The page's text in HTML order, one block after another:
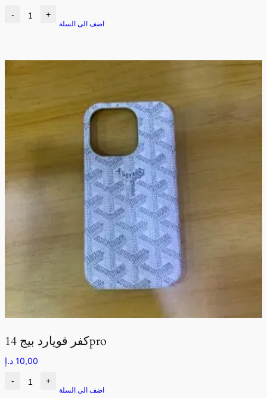
- +
اضف الى السلة
كفر قويارد بيج 14pro
10,00 د.إ
- +
اضف الى السلة